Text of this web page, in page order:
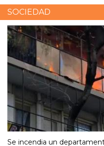
SOCIEDAD
Se incendia un